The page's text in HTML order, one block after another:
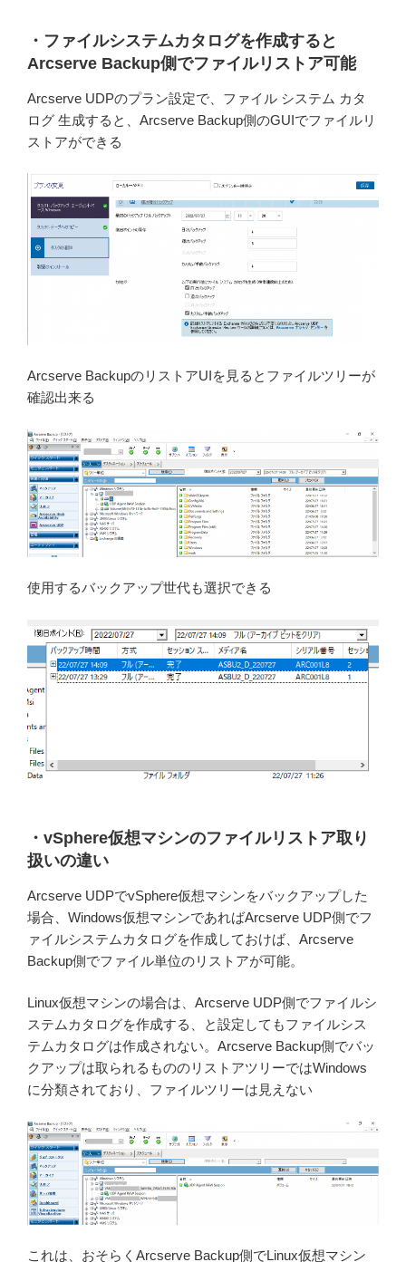
・ファイルシステムカタログを作成すると
Arcserve Backup側でファイルリストア可能
Arcserve UDPのプラン設定で、ファイル システム カタ
ログ 生成すると、Arcserve Backup側のGUIでファイルリ
ストアができる
Arcserve BackupのリストアUIを見るとファイルツリーが
確認出来る
使用するバックアップ世代も選択できる
・vSphere仮想マシンのファイルリストア取り
扱いの違い
Arcserve UDPでvSphere仮想マシンをバックアップした
場合、Windows仮想マシンであればArcserve UDP側でフ
ァイルシステムカタログを作成しておけば、Arcserve
Backup側でファイル単位のリストアが可能。
Linux仮想マシンの場合は、Arcserve UDP側でファイルシ
ステムカタログを作成する、と設定してもファイルシス
テムカタログは作成されない。Arcserve Backup側でバッ
クアップは取られるもののリストアツリーではWindows
に分類されており、ファイルツリーは見えない
これは、おそらくArcserve Backup側でLinux仮想マシン